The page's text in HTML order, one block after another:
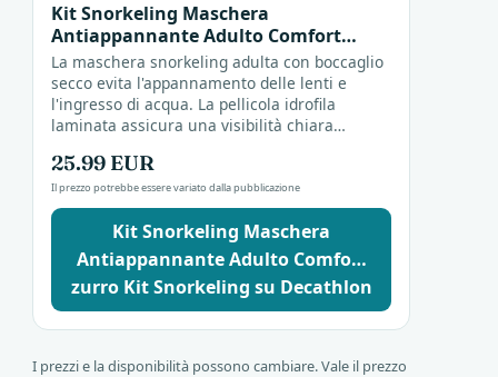
Kit Snorkeling Maschera
Antiappannante Adulto Comfort
Drytop 100 Azzurro Kit Snorkeling
La maschera snorkeling adulta con boccaglio
secco evita l'appannamento delle lenti e
l'ingresso di acqua. La pellicola idrofila
laminata assicura una visibilità chiara
25.99 EUR
Il prezzo potrebbe essere variato dalla pubblicazione
Kit Snorkeling Maschera
Antiappannante Adulto Comfo…
zurro Kit Snorkeling su Decathlon
I prezzi e la disponibilità possono cambiare. Vale il prezzo